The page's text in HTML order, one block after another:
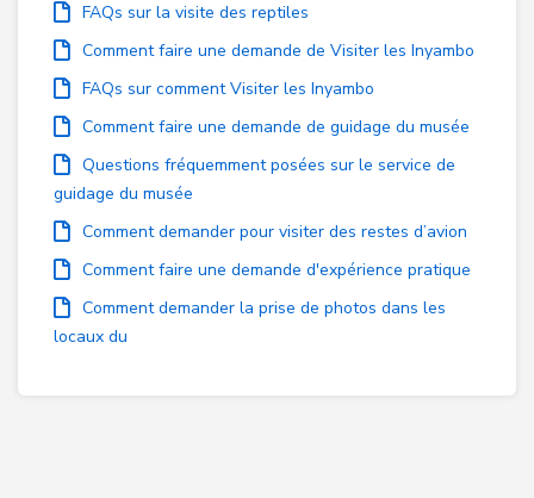
FAQs sur la visite des reptiles
Comment faire une demande de Visiter les Inyambo
FAQs sur comment Visiter les Inyambo
Comment faire une demande de guidage du musée
Questions fréquemment posées sur le service de
guidage du musée
Comment demander pour visiter des restes d’avion
Comment faire une demande d'expérience pratique
Comment demander la prise de photos dans les
locaux du